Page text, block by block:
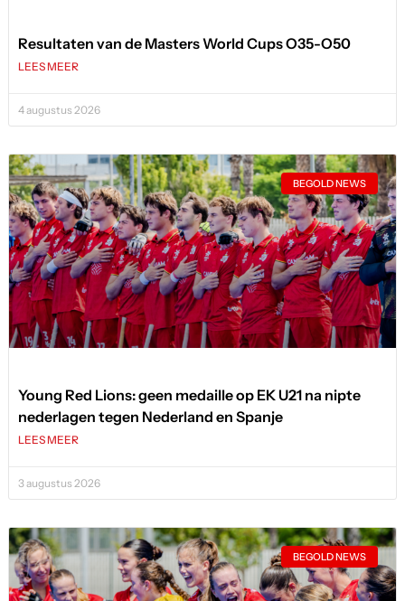
Resultaten van de Masters World Cups O35-O50
LEES MEER
4 augustus 2026
BEGOLD NEWS
Young Red Lions: geen medaille op EK U21 na nipte
nederlagen tegen Nederland en Spanje
LEES MEER
3 augustus 2026
BEGOLD NEWS